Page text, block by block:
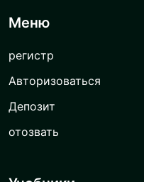
Меню
регистр
Авторизоваться
Депозит
отозвать